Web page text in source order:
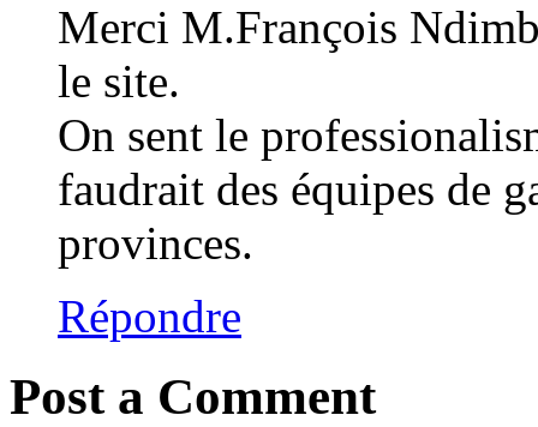
Merci M.François
le site.
On sent le
faudrait des équipes de
provinces.
Répondre
Post a Comment